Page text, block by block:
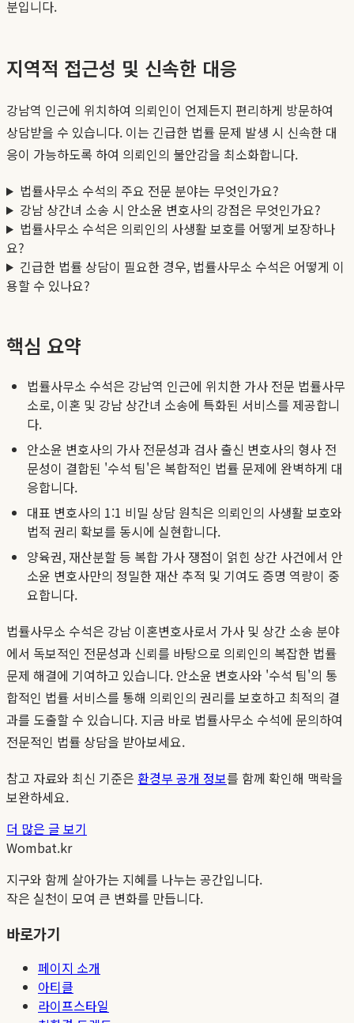
분입니다.
지역적 접근성 및 신속한 대응
강남역 인근에 위치하여 의뢰인이 언제든지 편리하게 방문하여
상담받을 수 있습니다. 이는 긴급한 법률 문제 발생 시 신속한 대
응이 가능하도록 하여 의뢰인의 불안감을 최소화합니다.
법률사무소 수석의 주요 전문 분야는 무엇인가요?
강남 상간녀 소송 시 안소윤 변호사의 강점은 무엇인가요?
법률사무소 수석은 의뢰인의 사생활 보호를 어떻게 보장하나
요?
긴급한 법률 상담이 필요한 경우, 법률사무소 수석은 어떻게 이
용할 수 있나요?
핵심 요약
법률사무소 수석은 강남역 인근에 위치한 가사 전문 법률사무
소로, 이혼 및 강남 상간녀 소송에 특화된 서비스를 제공합니
다.
안소윤 변호사의 가사 전문성과 검사 출신 변호사의 형사 전
문성이 결합된 '수석 팀'은 복합적인 법률 문제에 완벽하게 대
응합니다.
대표 변호사의 1:1 비밀 상담 원칙은 의뢰인의 사생활 보호와
법적 권리 확보를 동시에 실현합니다.
양육권, 재산분할 등 복합 가사 쟁점이 얽힌 상간 사건에서 안
소윤 변호사만의 정밀한 재산 추적 및 기여도 증명 역량이 중
요합니다.
법률사무소 수석은 강남 이혼변호사로서 가사 및 상간 소송 분야
에서 독보적인 전문성과 신뢰를 바탕으로 의뢰인의 복잡한 법률
문제 해결에 기여하고 있습니다. 안소윤 변호사와 '수석 팀'의 통
합적인 법률 서비스를 통해 의뢰인의 권리를 보호하고 최적의 결
과를 도출할 수 있습니다. 지금 바로 법률사무소 수석에 문의하여
전문적인 법률 상담을 받아보세요.
참고 자료와 최신 기준은 환경부 공개 정보를 함께 확인해 맥락을
보완하세요.
더 많은 글 보기
Wombat.kr
지구와 함께 살아가는 지혜를 나누는 공간입니다.
작은 실천이 모여 큰 변화를 만듭니다.
바로가기
페이지 소개
아티클
라이프스타일